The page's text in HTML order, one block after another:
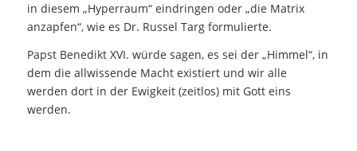
in diesem „Hyperraum“ eindringen oder „die Matrix
anzapfen“, wie es Dr. Russel Targ formulierte.
Papst Benedikt XVI. würde sagen, es sei der „Himmel“, in
dem die allwissende Macht existiert und wir alle
werden dort in der Ewigkeit (zeitlos) mit Gott eins
werden.